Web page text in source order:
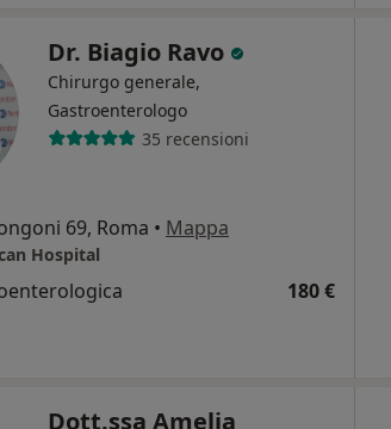
Dr. Biagio Ravo
Chirurgo generale,
Gastroenterologo
35 recensioni
69, Roma • Mappa
Hospital
180 €
Dott.ssa Amelia